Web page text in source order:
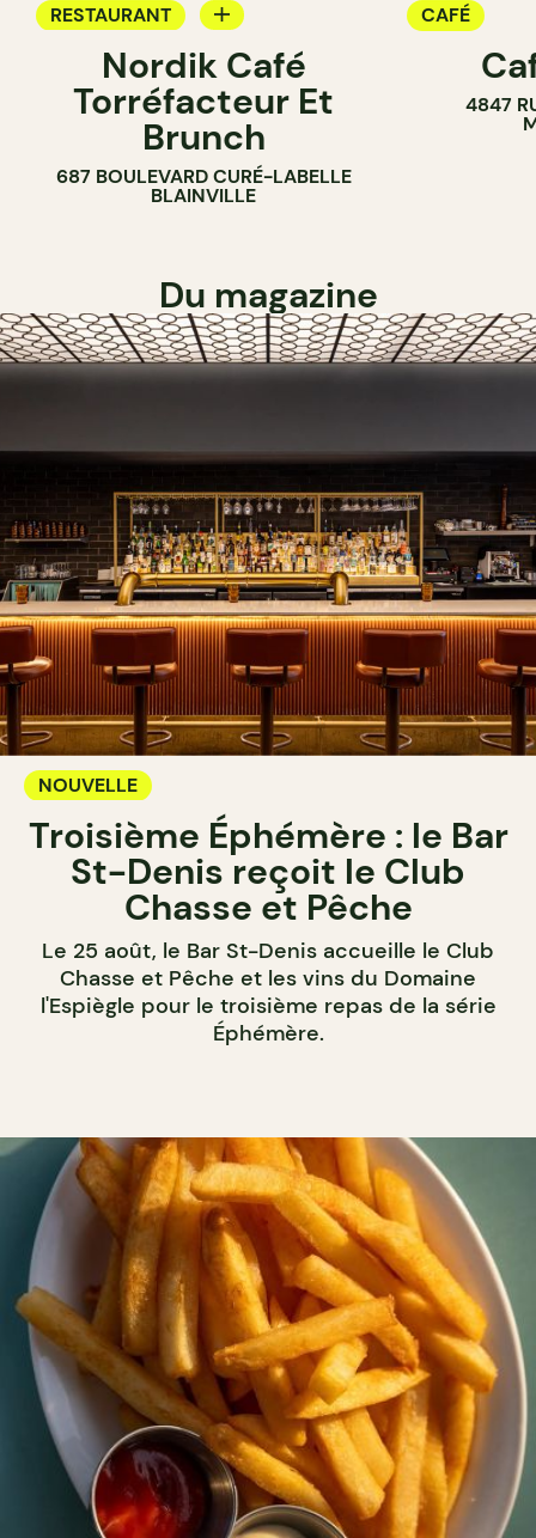
RESTAURANT
Nordik Café
Torréfacteur Et
Brunch
687 BOULEVARD CURÉ-LABELLE
BLAINVILLE
CAFÉ
4847
Du magazine
NOUVELLE
Troisième Éphémère : le Bar
St-Denis reçoit le Club
Chasse et Pêche
Le 25 août, le Bar St-Denis accueille le Club
Chasse et Pêche et les vins du Domaine
l'Espiègle pour le troisième repas de la série
Éphémère.